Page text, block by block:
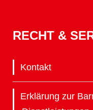
RECHT &
Kontakt
Erklärung zur